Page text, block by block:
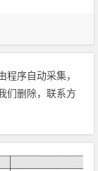
程序自动采集，
们删除，联系方